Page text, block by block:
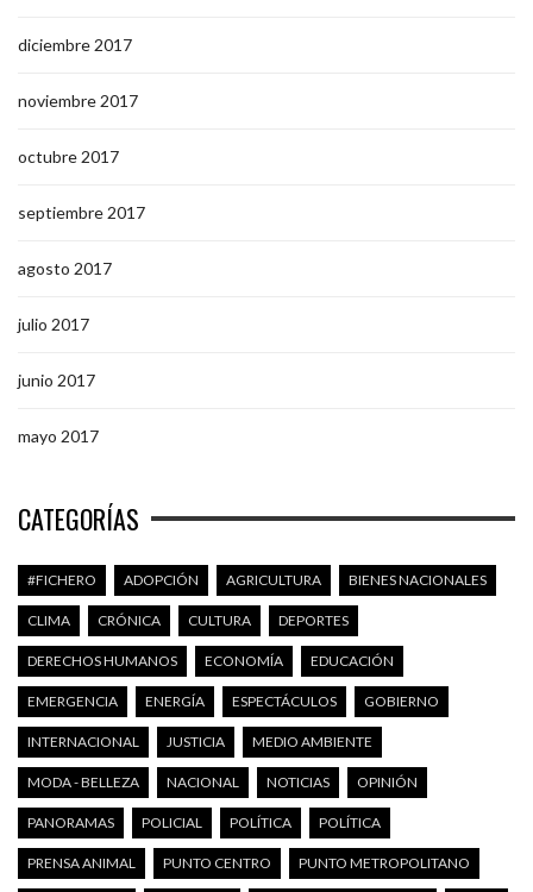
diciembre 2017
noviembre 2017
octubre 2017
septiembre 2017
agosto 2017
julio 2017
junio 2017
mayo 2017
CATEGORÍAS
#FICHERO ADOPCIÓN AGRICULTURA BIENES NACIONALES
CLIMA CRÓNICA CULTURA DEPORTES
DERECHOS HUMANOS ECONOMÍA EDUCACIÓN
EMERGENCIA ENERGÍA ESPECTÁCULOS GOBIERNO
INTERNACIONAL JUSTICIA MEDIO AMBIENTE
MODA - BELLEZA NACIONAL NOTICIAS OPINIÓN
PANORAMAS POLICIAL POLÍTICA POLÍTICA
PRENSA ANIMAL PUNTO CENTRO PUNTO METROPOLITANO